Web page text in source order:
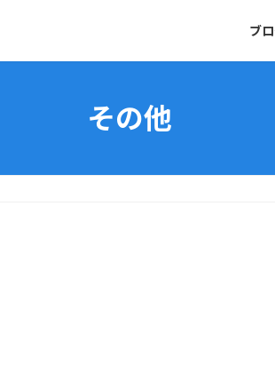
ブ
その他